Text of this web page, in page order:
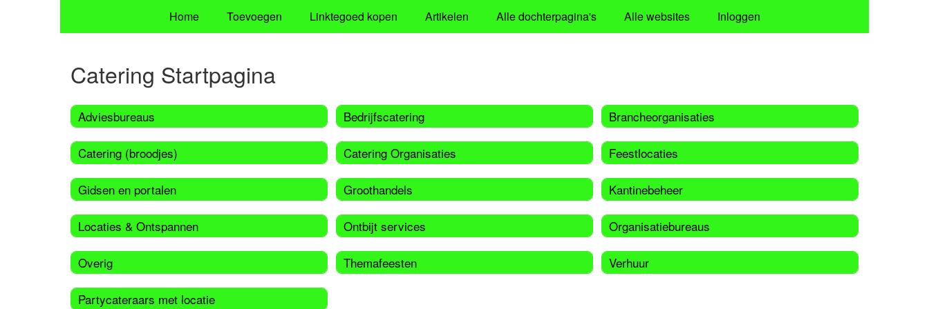
Home Toevoegen Linktegoed kopen Artikelen Alle dochterpagina's Alle websites Inloggen
Catering Startpagina
Adviesbureaus
Catering (broodjes)
Gidsen en portalen
Locaties & Ontspannen
Overig
Partycateraars met locatie
Bedrijfscatering
Catering Organisaties
Groothandels
Ontbijt services
Themafeesten
Brancheorganisaties
Feestlocaties
Kantinebeheer
Organisatiebureaus
Verhuur